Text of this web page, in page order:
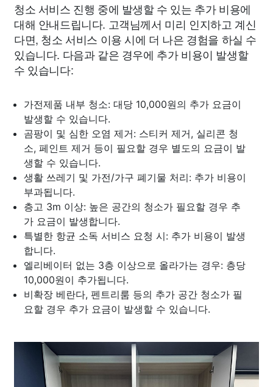
청소 서비스 진행 중에 발생할 수 있는 추가 비용에
대해 안내드립니다. 고객님께서 미리 인지하고 계신
다면, 청소 서비스 이용 시에 더 나은 경험을 하실 수
있습니다. 다음과 같은 경우에 추가 비용이 발생할
수 있습니다:
가전제품 내부 청소: 대당 10,000원의 추가 요금이
발생할 수 있습니다.
곰팡이 및 심한 오염 제거: 스티커 제거, 실리콘 청
소, 페인트 제거 등이 필요할 경우 별도의 요금이 발
생할 수 있습니다.
생활 쓰레기 및 가전/가구 폐기물 처리: 추가 비용이
부과됩니다.
층고 3m 이상: 높은 공간의 청소가 필요할 경우 추
가 요금이 발생합니다.
특별한 항균 소독 서비스 요청 시: 추가 비용이 발생
합니다.
엘리베이터 없는 3층 이상으로 올라가는 경우: 층당
10,000원이 추가됩니다.
비확장 베란다, 펜트리룸 등의 추가 공간 청소가 필
요할 경우 추가 요금이 발생할 수 있습니다.